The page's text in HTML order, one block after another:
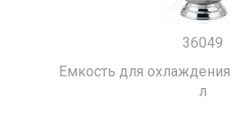
36049
Емкость для
л